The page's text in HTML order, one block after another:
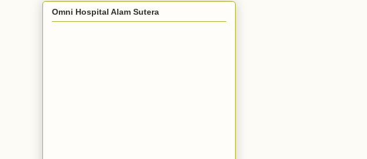
Omni Hospital Alam Sutera